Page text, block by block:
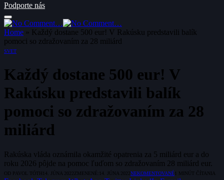
Podporte nás
Home » Každý dostane 500 eur! V Rakúsku predstavili balík
pomoci so zdražovaním za 28 miliárd
SVET
Každý dostane 500 eur! V
Rakúsku predstavili balík
pomoci so zdražovaním za 28
miliárd
Rakúska vláda oznámila okamžité opatrenia za 5 miliárd eur a do
roku 2026 pôjde na pomoc ľuďom so zdražovaním 28 miliárd eur.
OD PAVOL TÓTH 14. JÚNA 2022 ZMENENÉ: 14. JÚNA 2022 NEKOMENTOVANÉ1 MINÚT ČÍTANIA